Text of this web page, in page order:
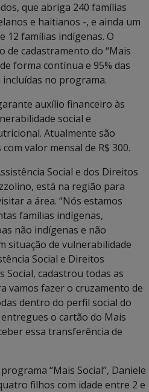
que abriga 240 famílias
e haitianos -, e ainda um
12 famílias indígenas. O
cadastramento do “Mais
forma contínua e 95% das
no programa.
auxílio financeiro às
social e
Atualmente são
valor mensal de R$ 300.
Social e dos Direitos
está na região para
a área. “Nós estamos
famílias indígenas,
não indígenas e não
situação de vulnerabilidade
Social e Direitos
Social, cadastrou todas as
vamos fazer o cruzamento de
dentro do perfil social do
o cartão do Mais
essa transferência de
“Mais Social”, Daniele
filhos com idade entre 2 e